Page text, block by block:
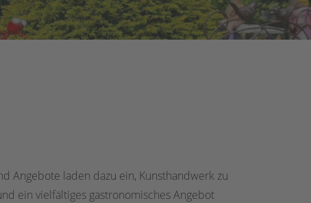
Angebote laden dazu ein, Kunsthandwerk zu
ein vielfältiges gastronomisches Angebot